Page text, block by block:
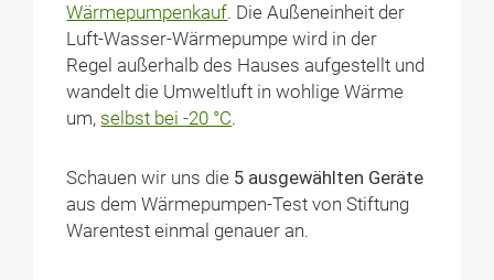
Wärmepumpenkauf. Die Außeneinheit der
Luft-Wasser-Wärmepumpe wird in der
Regel außerhalb des Hauses aufgestellt und
wandelt die Umweltluft in wohlige Wärme
um, selbst bei -20 °C.
Schauen wir uns die 5 ausgewählten Geräte
aus dem Wärmepumpen-Test von Stiftung
Warentest einmal genauer an.